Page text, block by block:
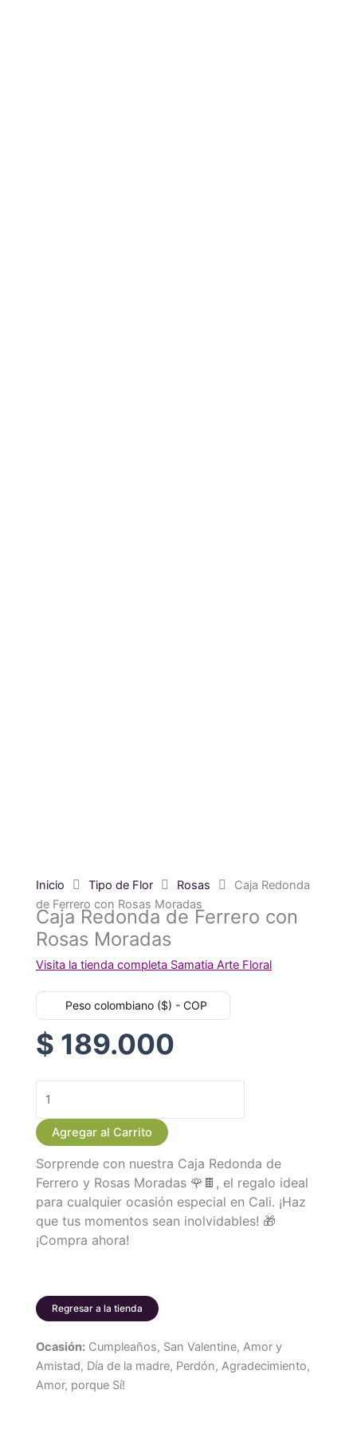
Inicio Tipo de Flor Rosas
Caja Redonda
de Ferrero con Rosas Moradas
Caja Redonda de Ferrero con
Rosas Moradas
Visita la tienda completa Samatia Arte Floral
Peso colombiano ($) - COP
$ 189.000
Caja
Redonda
de
Ferrero
con
Rosas
Moradas
cantidad
Agregar al Carrito
Sorprende con nuestra Caja Redonda de
Ferrero y Rosas Moradas 🌹🍫, el regalo ideal
para cualquier ocasión especial en Cali. ¡Haz
que tus momentos sean inolvidables! 🎁
¡Compra ahora!
Regresar a la tienda
Ocasión: Cumpleaños, San Valentine, Amor y
Amistad, Día de la madre, Perdón, Agradecimiento,
Amor, porque Sí!